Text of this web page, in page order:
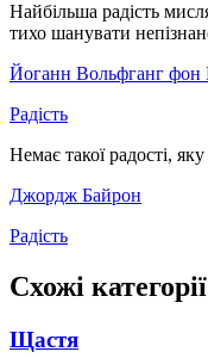
Найбільша радість
тихо шанувати
Йоганн Вольфганг фон
Радість
Немає такої радості,
Джордж Байрон
Радість
Схожі категорії
Щастя